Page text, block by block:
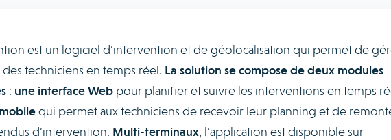
est un logiciel d’intervention et de géolocalisation qui permet de
techniciens en temps réel. La solution se compose de deux modules
: une interface Web pour planifier et suivre les interventions en temps
qui permet aux techniciens de recevoir leur planning et de
d’intervention. Multi-terminaux, l’application est disponible sur